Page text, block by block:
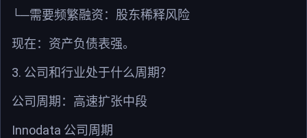
└─需要频繁融资：股东稀释风险
现在：资产负债表强。
3. 公司和行业处于什么周期？
公司周期：高速扩张中段
Innodata 公司周期